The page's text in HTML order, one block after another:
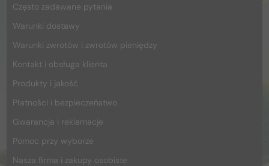
Często zadawane pytania
Warunki dostawy
Warunki zwrotów i zwrotów pieniędzy
Kontakt i obsługa klienta
Produkty i jakość
Płatności i bezpieczeństwo
Gwarancja i reklamacje
Pomoc przy wyborze
Nasza firma i zakupy osobiste